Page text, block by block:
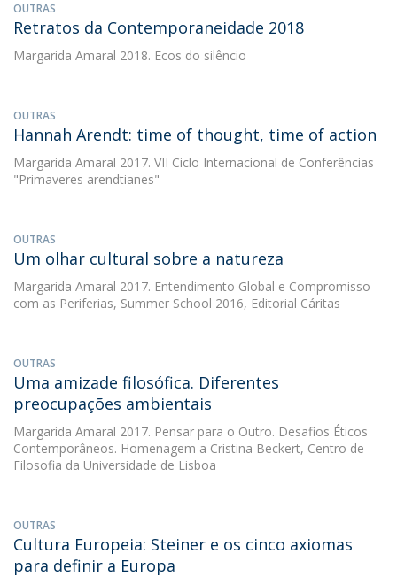
OUTRAS
Retratos da Contemporaneidade 2018
Margarida Amaral 2018. Ecos do silêncio
OUTRAS
Hannah Arendt: time of thought, time of action
Margarida Amaral 2017. VII Ciclo Internacional de Conferências
"Primaveres arendtianes"
OUTRAS
Um olhar cultural sobre a natureza
Margarida Amaral 2017. Entendimento Global e Compromisso
com as Periferias, Summer School 2016, Editorial Cáritas
OUTRAS
Uma amizade filosófica. Diferentes
preocupações ambientais
Margarida Amaral 2017. Pensar para o Outro. Desafios Éticos
Contemporâneos. Homenagem a Cristina Beckert, Centro de
Filosofia da Universidade de Lisboa
OUTRAS
Cultura Europeia: Steiner e os cinco axiomas
para definir a Europa